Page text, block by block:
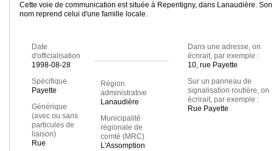
Cette voie de communication est située à Repentigny, dans Lanaudière. Son
nom reprend celui d'une famille locale.
Date
d'officialisation
1998-08-28
Spécifique
Payette
Générique
(avec ou sans
particules de
liaison)
Rue
Région
administrative
Lanaudière
Municipalité
régionale de
comté (MRC)
L'Assomption
Dans une adresse, on
écrirait, par exemple :
10, rue Payette
Sur un panneau de
signalisation routière, on
écrirait, par exemple :
Rue Payette